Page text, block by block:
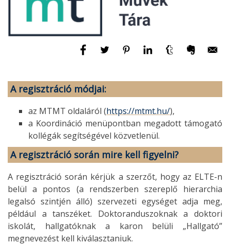
A regisztráció módjai:
az MTMT oldaláról (https://mtmt.hu/),
a Koordináció menüpontban megadott támogató
kollégák segítségével közvetlenül.
A regisztráció során mire kell figyelni?
A regisztráció során kérjük a szerzőt, hogy az ELTE-n
belül a pontos (a rendszerben szereplő hierarchia
legalsó szintjén álló) szervezeti egységet adja meg,
például a tanszéket. Doktoranduszoknak a doktori
iskolát, hallgatóknak a karon belüli „Hallgató”
megnevezést kell kiválasztaniuk.